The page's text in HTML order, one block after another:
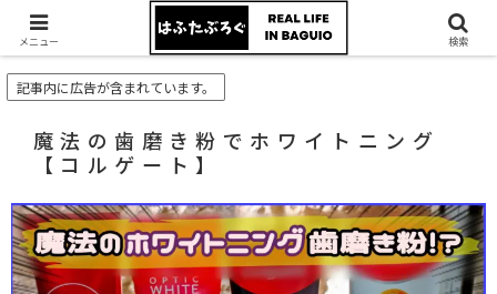
記事内に広告が含まれています。
魔法の歯磨き粉でホワイトニング
【コルゲート】
メニュー 検索